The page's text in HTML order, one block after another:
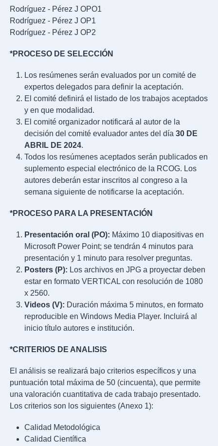
Rodríguez - Pérez J OPO1
Rodríguez - Pérez J OP1
Rodríguez - Pérez J OP2
*PROCESO DE SELECCIÓN
Los resúmenes serán evaluados por un comité de
expertos delegados para definir la aceptación.
El comité definirá el listado de los trabajos aceptados
y en que modalidad.
El comité organizador notificará al autor de la
decisión del comité evaluador antes del día 30 DE
ABRIL DE 2024.
Todos los resúmenes aceptados serán publicados en
suplemento especial electrónico de la RCOG. Los
autores deberán estar inscritos al congreso a la
semana siguiente de notificarse la aceptación.
*PROCESO PARA LA PRESENTACIÓN
Presentación oral (PO): Máximo 10 diapositivas en
Microsoft Power Point; se tendrán 4 minutos para
presentación y 1 minuto para resolver preguntas.
Posters (P): Los archivos en JPG a proyectar deben
estar en formato VERTICAL con resolución de 1080
x 2560.
Videos (V): Duración máxima 5 minutos, en formato
reproducible en Windows Media Player. Incluirá al
inicio título autores e institución.
*CRITERIOS DE ANALISIS
El análisis se realizará bajo criterios específicos y una
puntuación total máxima de 50 (cincuenta), que permite
una valoración cuantitativa de cada trabajo presentado.
Los criterios son los siguientes (Anexo 1):
Calidad Metodológica
Calidad Científica